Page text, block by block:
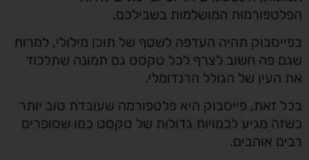
הפלטפורמות המושלמות בשבילכם.
בפייסבוק תהיה העדפה לשטף של תוכן מילולי, למרות
שגם פה חשוב לצרף לכל טקסט גם תמונה שתלכוד
את העין של הגולל הרנדומלי.
בכל זאת, פייסבוק היא פלטפורמה שעובדת טוב יותר
כשזה מגיע לכמויות גדולות של טקסט כמו שסופרים
רבים אוהבים.